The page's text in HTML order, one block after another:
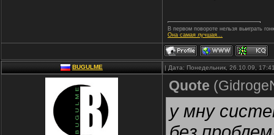
В первом повороте нельзя выиграть
Она самая лучшая...
BUGULME | Дата: Понедельник, 26.10.09,
Quote (
у мну